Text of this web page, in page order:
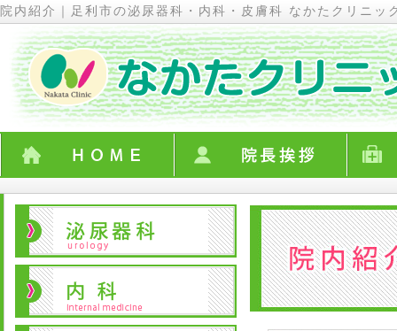
院内紹介｜足利市の泌尿器科・内科・皮膚科 なかたクリニッ